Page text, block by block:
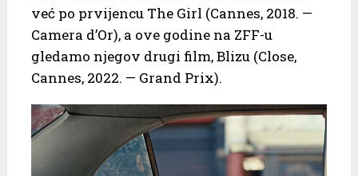
već po prvijencu The Girl (Cannes, 2018. —
Camera d’Or), a ove godine na ZFF-u
gledamo njegov drugi film, Blizu (Close,
Cannes, 2022. — Grand Prix).